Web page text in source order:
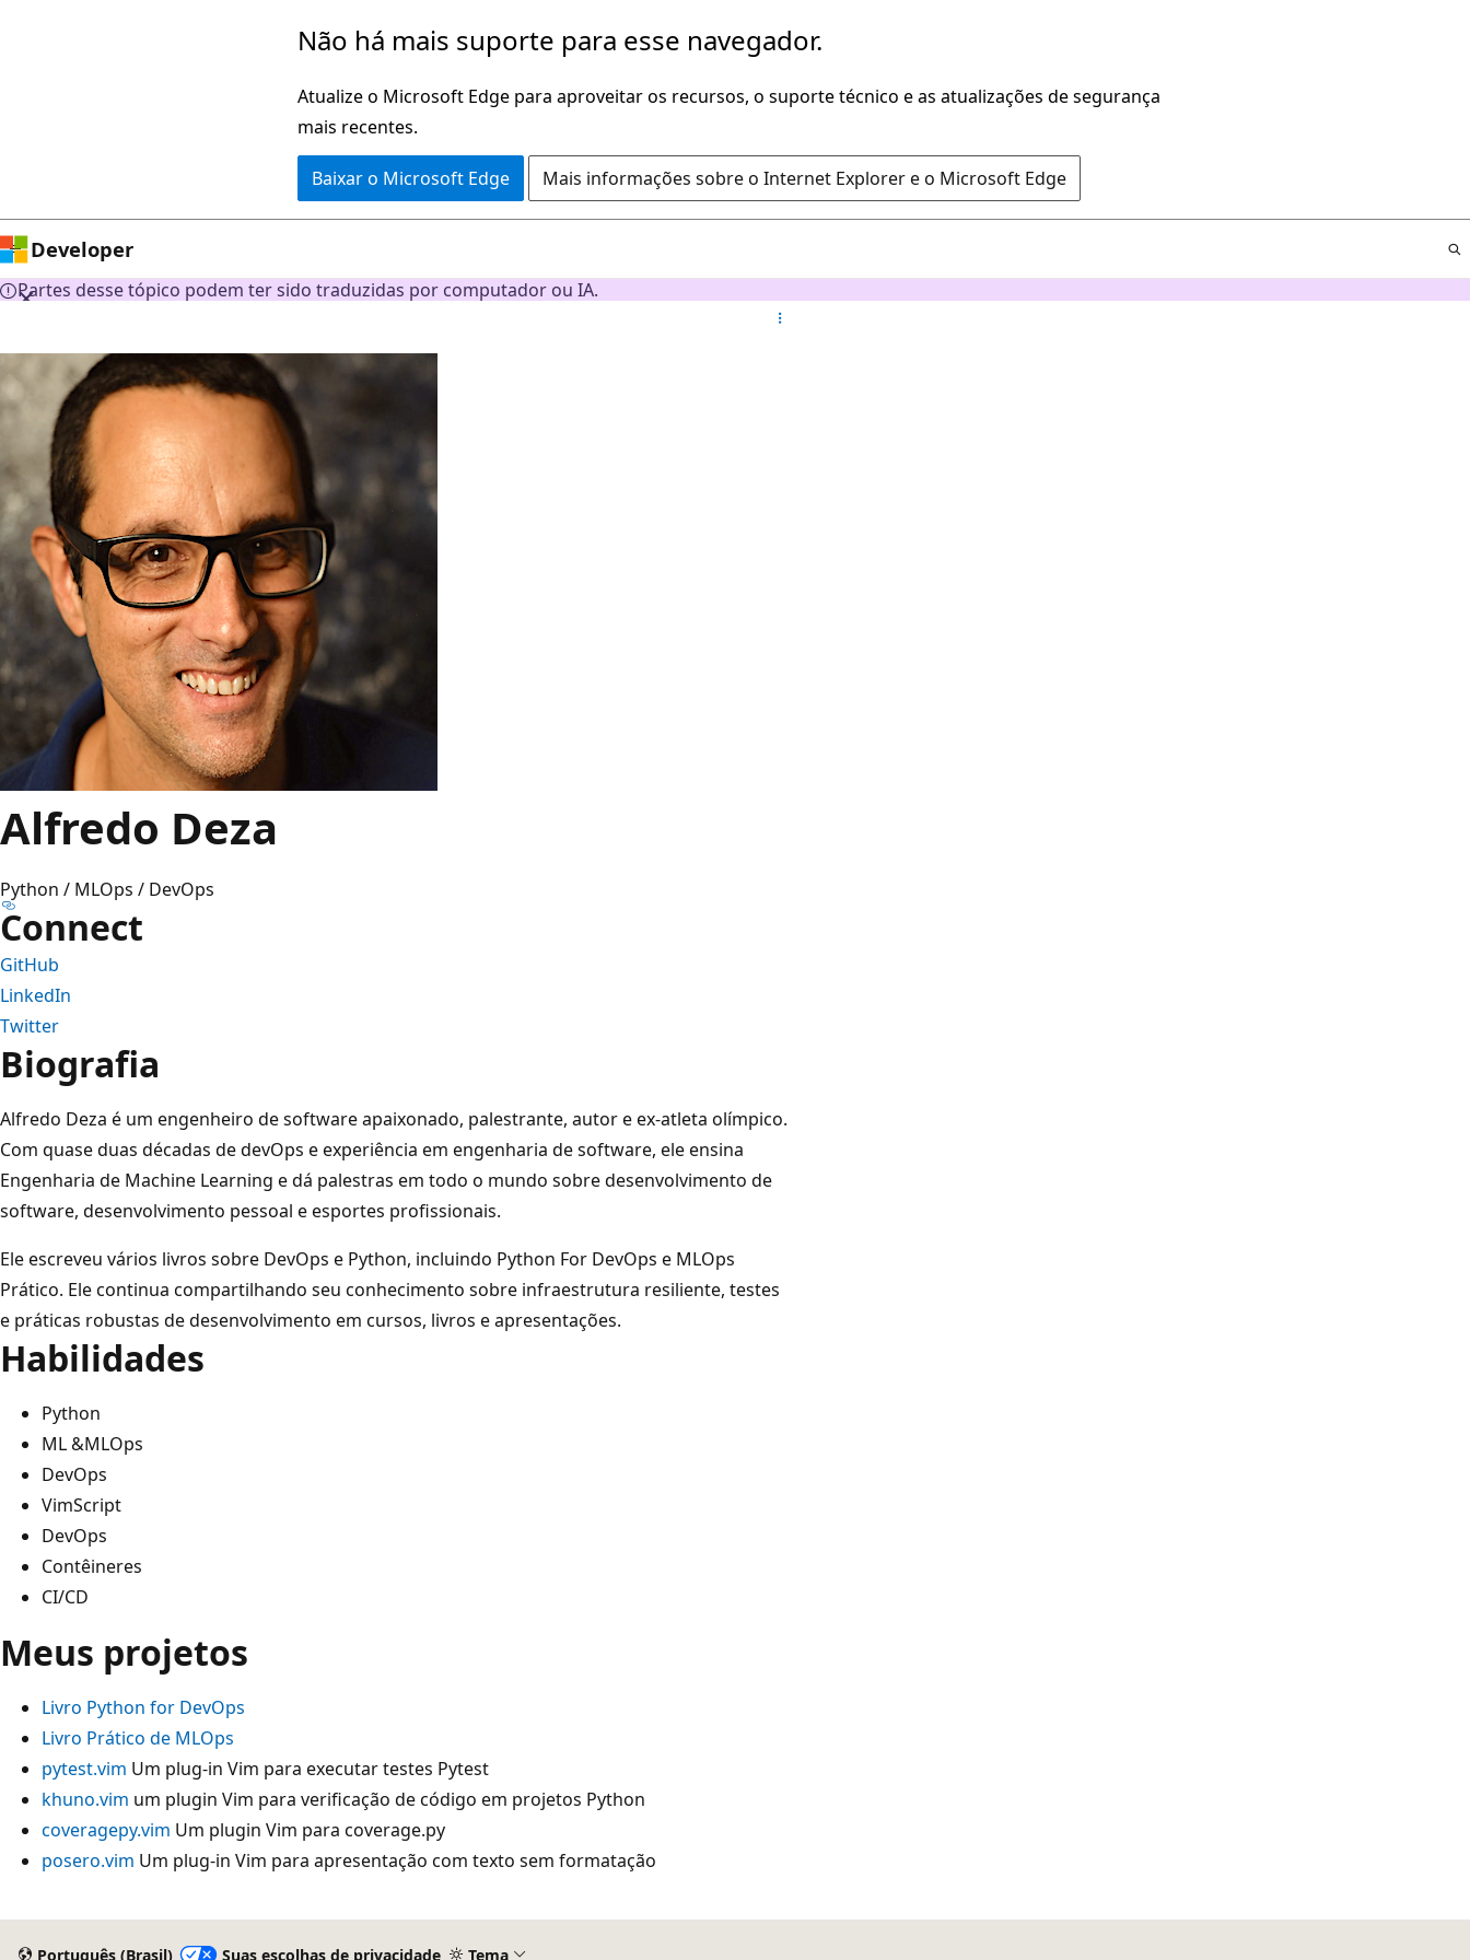
Não há mais suporte para esse navegador.
Atualize o Microsoft Edge para aproveitar os recursos, o suporte técnico e as atualizações de segurança
mais recentes.
Baixar o Microsoft Edge Mais informações sobre o Internet Explorer e o Microsoft Edge
Developer
Partes desse tópico podem ter sido traduzidas por computador ou IA.
Alfredo Deza
Python / MLOps / DevOps
Connect
GitHub
LinkedIn
Twitter
Biografia
Alfredo Deza é um engenheiro de software apaixonado, palestrante, autor e ex-atleta olímpico.
Com quase duas décadas de devOps e experiência em engenharia de software, ele ensina
Engenharia de Machine Learning e dá palestras em todo o mundo sobre desenvolvimento de
software, desenvolvimento pessoal e esportes profissionais.
Ele escreveu vários livros sobre DevOps e Python, incluindo Python For DevOps e MLOps
Prático. Ele continua compartilhando seu conhecimento sobre infraestrutura resiliente, testes
e práticas robustas de desenvolvimento em cursos, livros e apresentações.
Habilidades
Python
ML &MLOps
DevOps
VimScript
DevOps
Contêineres
CI/CD
Meus projetos
Livro Python for DevOps
Livro Prático de MLOps
pytest.vim Um plug-in Vim para executar testes Pytest
khuno.vim um plugin Vim para verificação de código em projetos Python
coveragepy.vim Um plugin Vim para coverage.py
posero.vim Um plug-in Vim para apresentação com texto sem formatação
Português (Brasil) Suas escolhas de privacidade Tema